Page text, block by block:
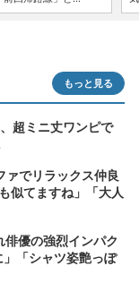
もっと見る
超ミニ丈ワンピで
ァでリラックス仲良
似てますね」「大人
優の強烈インパク
「シャツ姿艶っぽ